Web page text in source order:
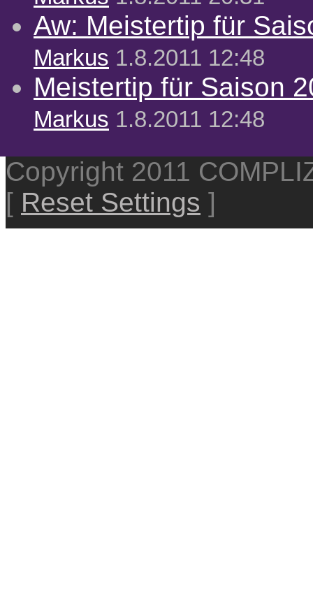
Aw: Meistertip für
Markus 1.8.2011 12:48
Meistertip für Saison
Markus 1.8.2011 12:48
Copyright 2011
[ Reset Settings ]